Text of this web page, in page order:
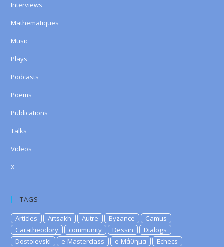
Interviews
Mathematiques
Music
Plays
Podcasts
Poems
Publications
Talks
Videos
X
TAGS
Articles Artsakh Autre Byzance
Camus
Caratheodory
community Dessin
Dialogs
Dostoievski
e-Masterclass e-Μάθημα
Echecs